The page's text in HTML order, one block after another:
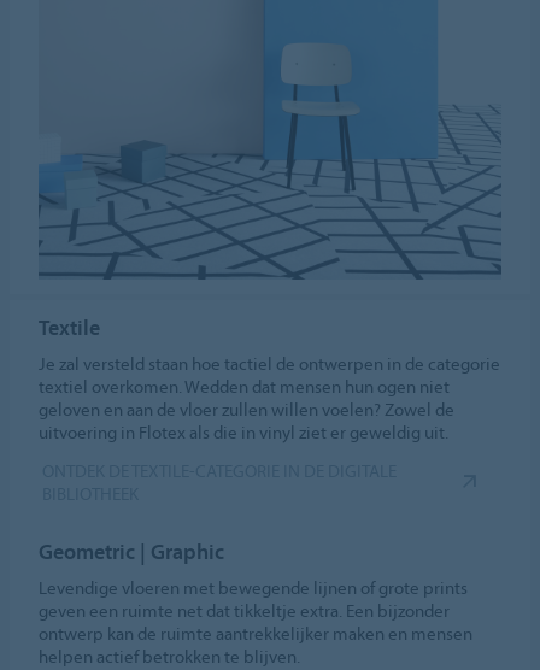
Textile
Je zal versteld staan hoe tactiel de ontwerpen in de categorie
textiel overkomen. Wedden dat mensen hun ogen niet
geloven en aan de vloer zullen willen voelen? Zowel de
uitvoering in Flotex als die in vinyl ziet er geweldig uit.
Geometric | Graphic
Levendige vloeren met bewegende lijnen of grote prints
geven een ruimte net dat tikkeltje extra. Een bijzonder
ontwerp kan de ruimte aantrekkelijker maken en mensen
helpen actief betrokken te blijven.